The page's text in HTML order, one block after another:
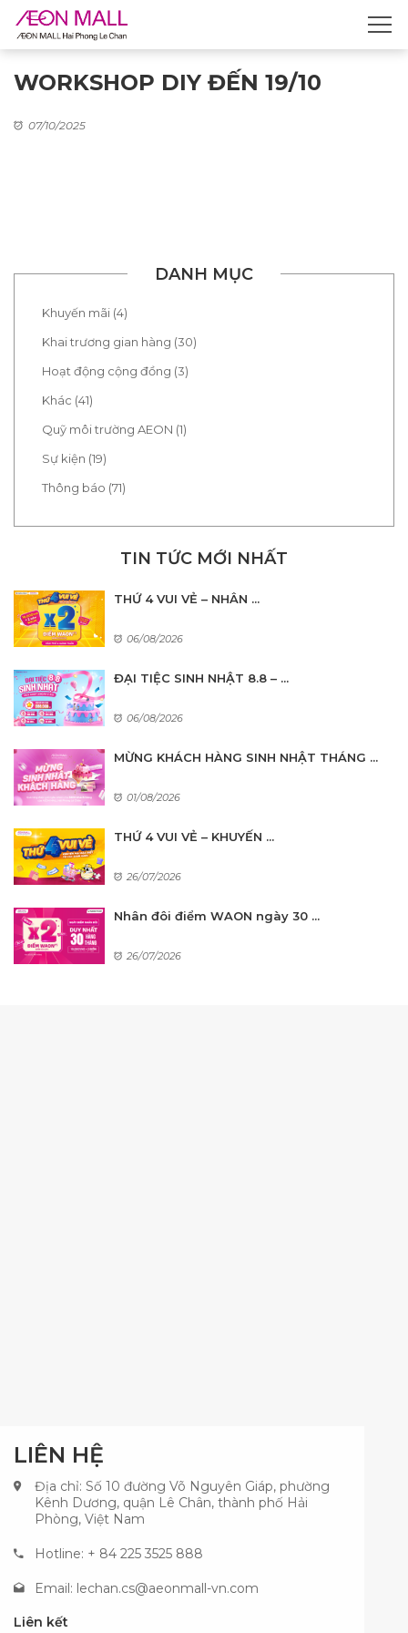
WORKSHOP DIY ĐẾN 19/10
07/10/2025
DANH MỤC
Khuyến mãi (4)
Khai trương gian hàng (30)
Hoạt động cộng đồng (3)
Khác (41)
Quỹ môi trường AEON (1)
Sự kiện (19)
Thông báo (71)
TIN TỨC MỚI NHẤT
THỨ 4 VUI VẺ – NHÂN ...
06/08/2026
ĐẠI TIỆC SINH NHẬT 8.8 – ...
06/08/2026
MỪNG KHÁCH HÀNG SINH NHẬT THÁNG ...
01/08/2026
THỨ 4 VUI VẺ – KHUYẾN ...
26/07/2026
Nhân đôi điểm WAON ngày 30 ...
26/07/2026
LIÊN HỆ
Địa chỉ: Số 10 đường Võ Nguyên Giáp, phường
Kênh Dương, quận Lê Chân, thành phố Hải
Phòng, Việt Nam
Hotline: + 84 225 3525 888
Email: lechan.cs@aeonmall-vn.com
Liên kết